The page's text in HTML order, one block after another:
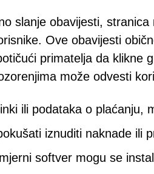
slanje obavijesti,
Ove obavijesti
primatelja da klikne
može odvesti
ili podataka o plaćanju,
iznuditi naknade ili
softver mogu se